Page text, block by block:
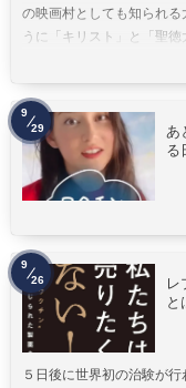
の映画村としても知られる
うに「キリスト」と「聖徳
あ
る
9
29
レ
と
５日後に世界初の治験が
9
26